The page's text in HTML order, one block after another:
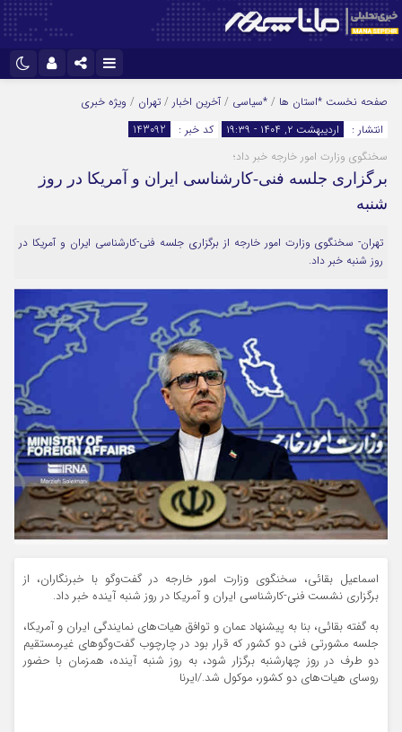
اینستاگرام تلگرام
سروش ایتا
آپارات
نام کاربری یا نشانی ایمیل
رمز عبور
مرا به خاطر بسپار
صفحه نخست *استان ها / *سیاسی / آخرین اخبار / تهران / ویژه خبری
انتشار :
اردیبهشت ۲, ۱۴۰۴ - ۱۹:۳۹ کد خبر :
143092
سخنگوی وزارت امور خارجه خبر داد؛
برگزاری جلسه فنی-کارشناسی ایران ‌و آمریکا در روز
شنبه
تهران- سخنگوی وزارت امور خارجه از برگزاری جلسه فنی-کارشناسی ایران ‌و آمریکا در
روز شنبه خبر داد.
اسماعیل بقائی، سخنگوی وزارت امور خارجه در گفت‌وگو با خبرنگاران، از
برگزاری نشست فنی-کارشناسی ایران و آمریکا در روز شنبه آینده خبر داد.
به گفته بقائی، بنا به پیشنهاد عمان و توافق هیات‌های نمایندگی ایران و آمریکا،
جلسه مشورتی فنی دو کشور که قرار بود در چارچوب گفت‌وگوهای غیرمستقیم
دو طرف در روز چهارشنبه برگزار شود، به روز شنبه آینده، همزمان با حضور
روسای هیات‌های دو کشور، موکول شد./ایرنا